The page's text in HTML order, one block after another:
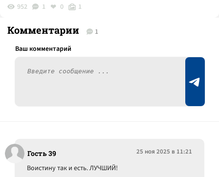
952 1 0 1
Комментарии 1
Гость 39 25 ноя 2025 в 11:21
Воистину так и есть. ЛУЧШИЙ!